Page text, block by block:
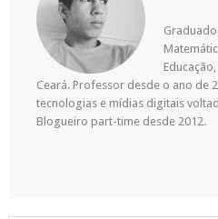
Ceará. Professor desde o ano de
tecnologias e mídias digitais
Blogueiro part-time desde 2012.